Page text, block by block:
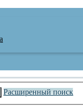
Расширенный поиск